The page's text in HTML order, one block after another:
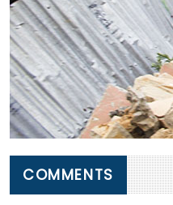
COMMENTS